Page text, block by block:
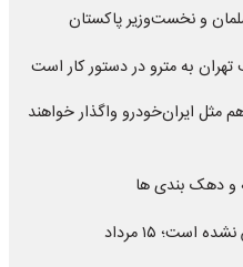
و نخست‌وزیر پاکستان
به مترو در دستور کار است
مثل ایران‌خودرو واگذار خواهند
و دهک بندی ها
۱۵ مرداد